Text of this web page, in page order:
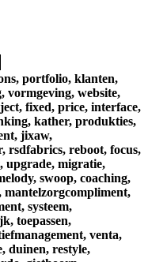
portfolio, klanten,
vormgeving, website,
fixed, price, interface,
kather, produkties,
jixaw,
rsdfabrics, reboot, focus,
upgrade, migratie,
swoop, coaching,
mantelzorgcompliment,
systeem,
toepassen,
venta,
duinen, restyle,